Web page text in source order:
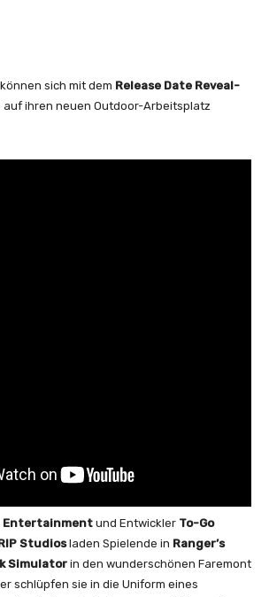
sich mit dem Release Date Reveal-
auf ihren neuen Outdoor-Arbeitsplatz
Entertainmentund Entwickler To-Go
Studiosladen Spielende in Ranger’s
Simulator in den wunderschönen Faremont
schlüpfen sie in die Uniform eines